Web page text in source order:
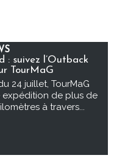
: suivez l’Outback
TourMaG
24 juillet, TourMaG
expédition de plus de
à travers...